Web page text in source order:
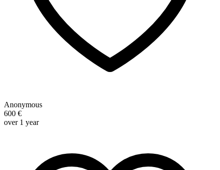
Anonymous
600 €
over 1 year